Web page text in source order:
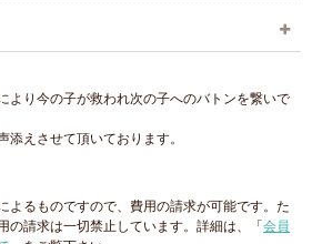
より今の子が救われ次の子へのバトンを繋いで
えさせて頂いております。
よるものですので、費用の請求が可能です。た
の請求は一切禁止しています。詳細は、「 会員